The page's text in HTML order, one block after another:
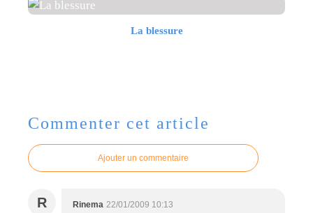
La blessure
Commenter cet article
Ajouter un commentaire
R Rinema 22/01/2009 10:13